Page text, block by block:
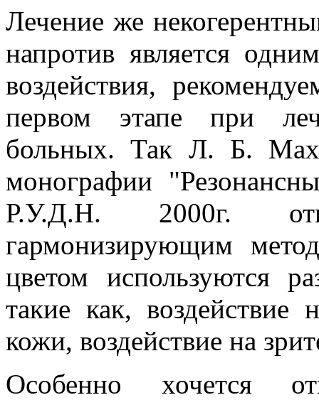
Лечение же
напротив является
воздействия,
первом этапе при
больных. Так Л. Б.
монографии
Р.У.Д.Н. 2000г.
гармонизирующим
цветом используются
такие как, воздействие
кожи, воздействие на
Особенно хочется